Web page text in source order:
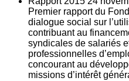
Premier rapport du
dialogue social sur
contribuant au
syndicales de salariés
professionnelles
concourant au
missions d’intérêt